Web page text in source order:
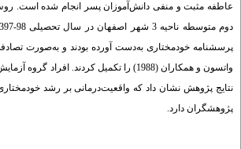
عاطفه مثبت و منفی دانش‌­آموزان پسر انجام شده است.
نتایج پژوهش نشان داد که واقعیت­‌درمانی بر رشد
پژوهشگران دارد.